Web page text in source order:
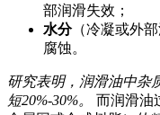
部润滑失效；
水分（冷凝或外
腐蚀。
研究表明，润滑油中杂
短20%-30%。
而润滑油